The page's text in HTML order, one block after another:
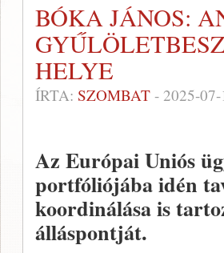
BÓKA JÁNOS:
HELYE
ÍRTA: SZOMBAT - 2025-07-
Az Európai Uniós
portfóliójába idén
koordinálása is
álláspontját.